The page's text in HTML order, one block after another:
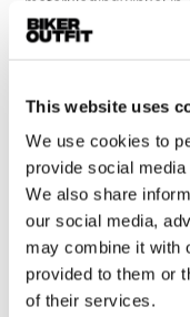
This website uses
We use cookies to
provide social
We also share
our social media,
may combine it with
provided to them or
of their services.
je te helpen de
veilig én met stijl de
Merken
Alles